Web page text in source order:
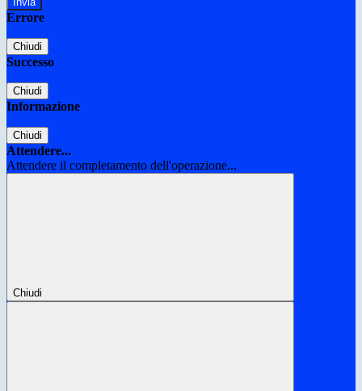
Errore
Chiudi
Successo
Chiudi
Informazione
Chiudi
Attendere...
Attendere il completamento dell'operazione...
Chiudi